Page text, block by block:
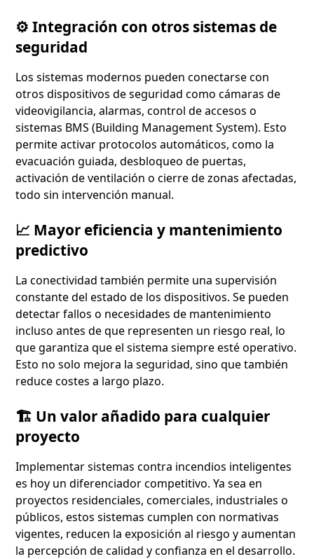
⚙️ Integración con otros sistemas de
seguridad
Los sistemas modernos pueden conectarse con
otros dispositivos de seguridad como cámaras de
videovigilancia, alarmas, control de accesos o
sistemas BMS (Building Management System). Esto
permite activar protocolos automáticos, como la
evacuación guiada, desbloqueo de puertas,
activación de ventilación o cierre de zonas afectadas,
todo sin intervención manual.
📈 Mayor eficiencia y mantenimiento
predictivo
La conectividad también permite una supervisión
constante del estado de los dispositivos. Se pueden
detectar fallos o necesidades de mantenimiento
incluso antes de que representen un riesgo real, lo
que garantiza que el sistema siempre esté operativo.
Esto no solo mejora la seguridad, sino que también
reduce costes a largo plazo.
🏗️ Un valor añadido para cualquier
proyecto
Implementar sistemas contra incendios inteligentes
es hoy un diferenciador competitivo. Ya sea en
proyectos residenciales, comerciales, industriales o
públicos, estos sistemas cumplen con normativas
vigentes, reducen la exposición al riesgo y aumentan
la percepción de calidad y confianza en el desarrollo.